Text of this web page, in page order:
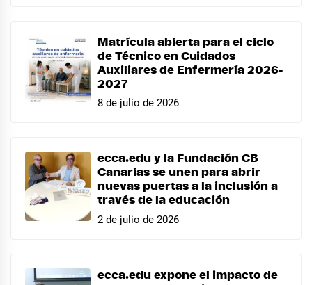
Matrícula abierta para el ciclo
de Técnico en Cuidados
Auxiliares de Enfermería 2026-
2027
8 de julio de 2026
ecca.edu y la Fundación CB
Canarias se unen para abrir
nuevas puertas a la inclusión a
través de la educación
2 de julio de 2026
ecca.edu expone el impacto de